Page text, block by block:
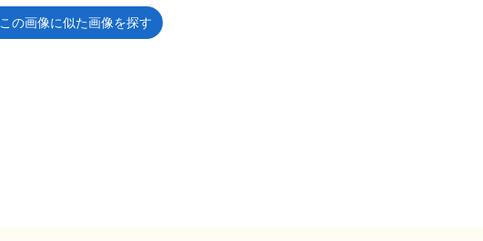
この画像に似た画像を探す